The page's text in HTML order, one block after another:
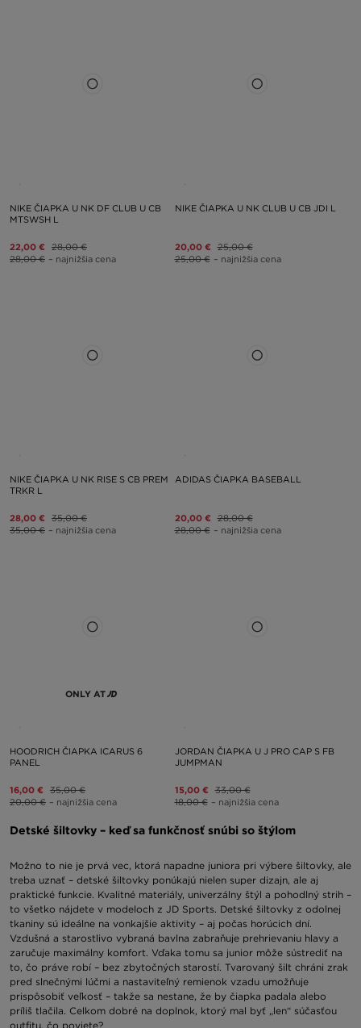
NIKE ČIAPKA U NK DF CLUB U CB
MTSWSH L
22,00 € 28,00 €
28,00 € – najnižšia cena
NIKE ČIAPKA U NK CLUB U CB JDI L
20,00 € 25,00 €
25,00 € – najnižšia cena
NIKE ČIAPKA U NK RISE S CB PREM
TRKR L
28,00 € 35,00 €
35,00 € – najnižšia cena
ADIDAS ČIAPKA BASEBALL
20,00 € 28,00 €
28,00 € – najnižšia cena
ONLY AT
HOODRICH ČIAPKA ICARUS 6
PANEL
16,00 € 35,00 €
20,00 € – najnižšia cena
JORDAN ČIAPKA U J PRO CAP S FB
JUMPMAN
15,00 € 33,00 €
18,00 € – najnižšia cena
Detské šiltovky – keď sa funkčnosť snúbi so štýlom
Možno to nie je prvá vec, ktorá napadne juniora pri výbere šiltovky, ale
treba uznať – detské šiltovky ponúkajú nielen super dizajn, ale aj
praktické funkcie. Kvalitné materiály, univerzálny štýl a pohodlný strih –
to všetko nájdete v modeloch z JD Sports. Detské šiltovky z odolnej
tkaniny sú ideálne na vonkajšie aktivity – aj počas horúcich dní.
Vzdušná a starostlivo vybraná bavlna zabraňuje prehrievaniu hlavy a
zaručuje maximálny komfort. Vďaka tomu sa junior môže sústrediť na
to, čo práve robí – bez zbytočných starostí. Tvarovaný šilt chráni zrak
pred slnečnými lúčmi a nastaviteľný remienok vzadu umožňuje
prispôsobiť veľkosť – takže sa nestane, že by čiapka padala alebo
príliš tlačila. Celkom dobré na doplnok, ktorý mal byť „len“ súčasťou
outfitu, čo poviete?